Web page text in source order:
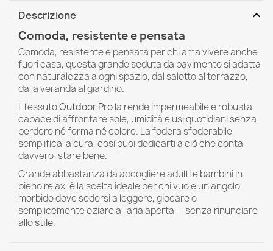
Descrizione expand_more
Comoda, resistente e pensata
Comoda, resistente e pensata per chi ama vivere anche
fuori casa, questa grande seduta da pavimento si adatta
con naturalezza a ogni spazio, dal salotto al terrazzo,
dalla veranda al giardino.
Il tessutoOutdoor Prola rende impermeabile e robusta,
capace di affrontare sole, umidità e usi quotidiani senza
perdere né forma né colore. La fodera sfoderabile
semplifica la cura, così puoi dedicarti a ciò che conta
davvero: stare bene.
Grande abbastanza da accogliere adulti e bambini in
pieno relax, è la scelta ideale per chi vuole un angolo
morbido dove sedersi a leggere, giocare o
semplicemente oziare all'aria aperta — senza rinunciare
allostile.